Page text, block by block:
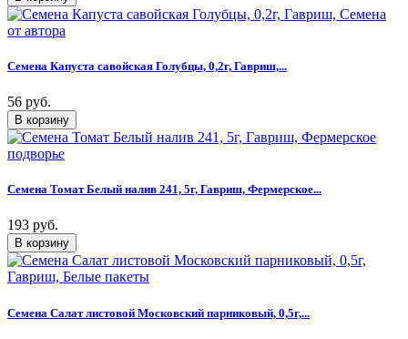
Семена Капуста савойская Голубцы, 0,2г, Гавриш,...
56 руб.
Семена Томат Белый налив 241, 5г, Гавриш, Фермерское...
193 руб.
Семена Салат листовой Московский парниковый, 0,5г,...